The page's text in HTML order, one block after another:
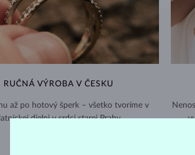
RUČNÁ VÝROBA V ČESKU
až po hotový šperk – všetko tvoríme v
dielni v srdci starej Prahy.